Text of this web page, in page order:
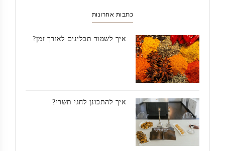
כתבות אחרונות
איך לשמור תבלינים לאורך זמן?
איך להתכונן לחגי תשרי?